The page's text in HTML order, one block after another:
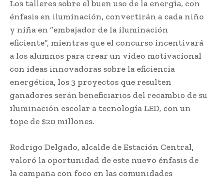
Los talleres sobre el buen uso de la energía, con
énfasis en iluminación, convertirán a cada niño
y niña en “embajador de la iluminación
eficiente”, mientras que el concurso incentivará
a los alumnos para crear un video motivacional
con ideas innovadoras sobre la eficiencia
energética, los 3 proyectos que resulten
ganadores serán beneficiarios del recambio de su
iluminación escolar a tecnología LED, con un
tope de $20 millones.
Rodrigo Delgado, alcalde de Estación Central,
valoró la oportunidad de este nuevo énfasis de
la campaña con foco en las comunidades